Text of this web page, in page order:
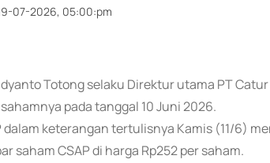
07-2026, 05:00:pm
Totong selaku Direktur utama PT
pada tanggal 10 Juni 2026.
dalam keterangan tertulisnya Kamis (11/6)
saham CSAP di harga Rp252 per saham.